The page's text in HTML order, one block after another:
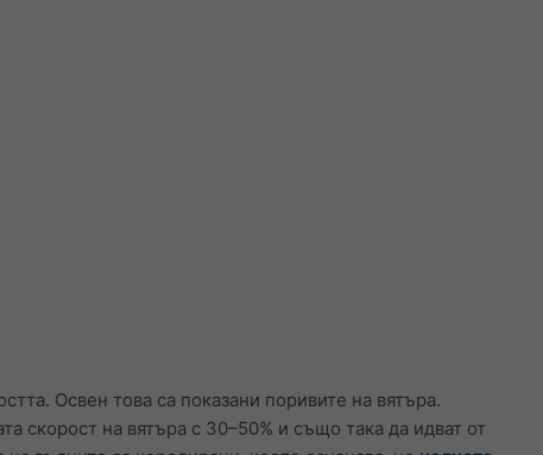
Освен това са показани поривите на вятъра.
скорост на вятъра с 30–50% и също така да идват от